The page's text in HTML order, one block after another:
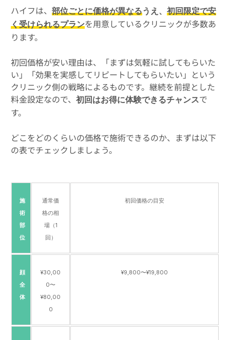
ハイフは、 部位ごとに価格が異なるうえ、 初回限定で安
く受けられるプランを用意しているクリニックが多数あ
ります。
初回価格が安い理由は、「まずは気軽に試してもらいた
い」「効果を実感してリピートしてもらいたい」という
クリニック側の戦略によるものです。継続を前提とした
料金設定なので、
初回はお得に体験できるチャンスで
す。
どこをどのくらいの価格で施術できるのか、まずは以下
の表でチェックしましょう。
施
術
部
位
通常価
格の相
場（1
回）
初回価格の目安
顔
全
体
¥30,00
0〜
¥80,00
0
¥9,800〜¥19,800